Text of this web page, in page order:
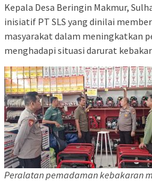
Kepala Desa Beringin Makmur,
inisiatif PT SLS yang dinilai
masyarakat dalam meningkatkan
menghadapi situasi darurat
Peralatan pemadaman kebakaran